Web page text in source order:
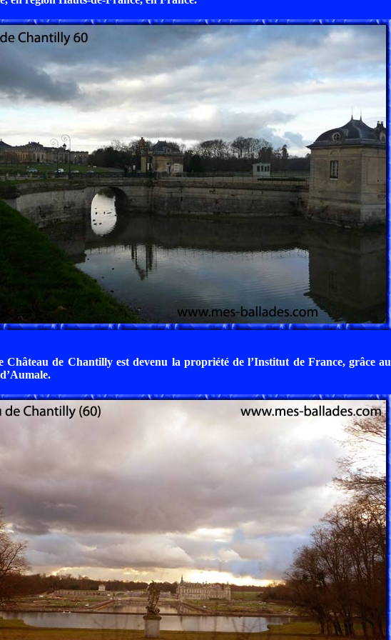
Château de Chantilly est devenu la propriété de l’Institut de France, grâce au